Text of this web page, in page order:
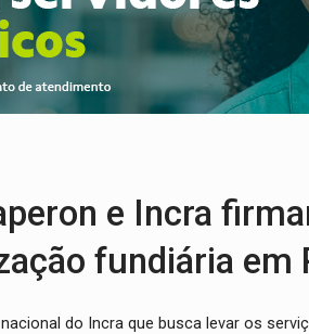
Ferroviários pedem ao Iphan
Veja essa receita de carne assada
Greve dos professores em
e Incra
fundiária em
do Incra que busca levar os